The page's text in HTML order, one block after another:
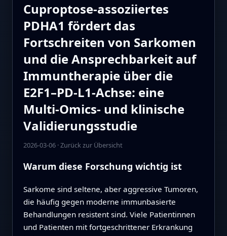
Cuproptose‑assoziiertes
PDHA1 fördert das
Fortschreiten von Sarkomen
und die Ansprechbarkeit auf
Immuntherapie über die
E2F1–PD‑L1‑Achse: eine
Multi‑Omics‑ und klinische
Validierungsstudie
2026-03-06·Zurück zur Übersicht
Warum diese Forschung wichtig ist
Sarkome sind seltene, aber aggressive Tumoren,
die häufig gegen moderne immunbasierte
Behandlungen resistent sind. Viele Patientinnen
und Patienten mit fortgeschrittener Erkrankung